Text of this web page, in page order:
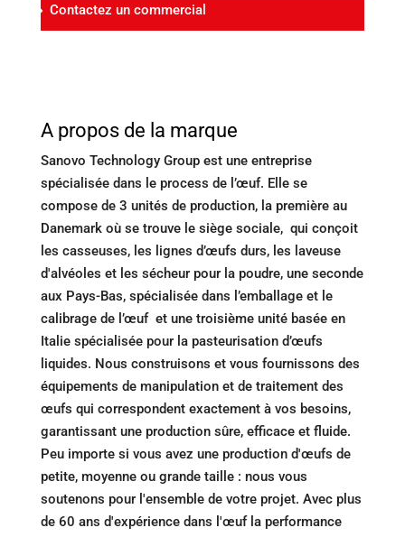
Contactez un commercial
A propos de la marque
Sanovo Technology Group est une entreprise
spécialisée dans le process de l’œuf. Elle se
compose de 3 unités de production, la première au
Danemark où se trouve le siège sociale, qui conçoit
les casseuses, les lignes d’œufs durs, les laveuse
d'alvéoles et les sécheur pour la poudre, une seconde
aux Pays-Bas, spécialisée dans l’emballage et le
calibrage de l’œuf et une troisième unité basée en
Italie spécialisée pour la pasteurisation d’œufs
liquides. Nous construisons et vous fournissons des
équipements de manipulation et de traitement des
œufs qui correspondent exactement à vos besoins,
garantissant une production sûre, efficace et fluide.
Peu importe si vous avez une production d'œufs de
petite, moyenne ou grande taille : nous vous
soutenons pour l'ensemble de votre projet. Avec plus
de 60 ans d'expérience dans l'œuf la performance